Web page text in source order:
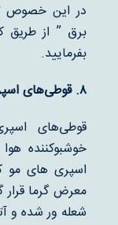
در این خصوص
برق ” از طریق
بفرمایید.
۸.قوطی‌های
قوطی‌های
خوشبوکننده
اسپری های مو
معرض گرما قرار
شعله ور شده و